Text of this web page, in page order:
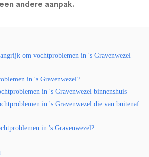
andere aanpak.
om vochtproblemen in 's Gravenwezel
in 's Gravenwezel?
in 's Gravenwezel binnenshuis
in 's Gravenwezel die van buitenaf
in 's Gravenwezel?